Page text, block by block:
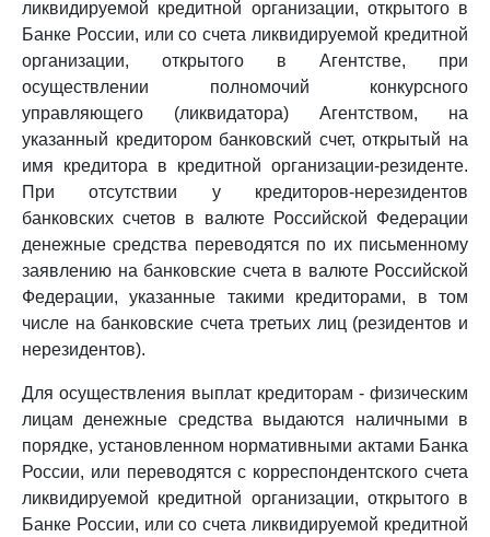
ликвидируемой кредитной организации, открытого в
Банке России, или со счета ликвидируемой кредитной
организации, открытого в Агентстве, при
осуществлении полномочий конкурсного
управляющего (ликвидатора) Агентством, на
указанный кредитором банковский счет, открытый на
имя кредитора в кредитной организации-резиденте.
При отсутствии у кредиторов-нерезидентов
банковских счетов в валюте Российской Федерации
денежные средства переводятся по их письменному
заявлению на банковские счета в валюте Российской
Федерации, указанные такими кредиторами, в том
числе на банковские счета третьих лиц (резидентов и
нерезидентов).
Для осуществления выплат кредиторам - физическим
лицам денежные средства выдаются наличными в
порядке, установленном нормативными актами Банка
России, или переводятся с корреспондентского счета
ликвидируемой кредитной организации, открытого в
Банке России, или со счета ликвидируемой кредитной